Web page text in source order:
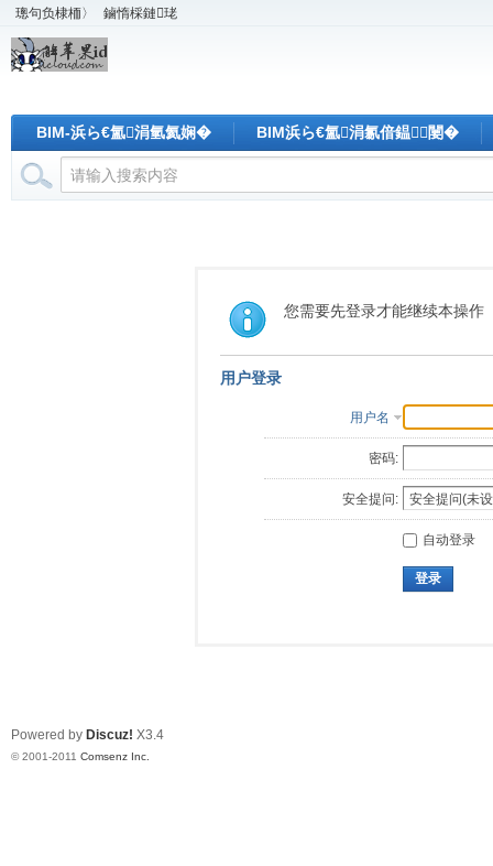
璁句负棣栭〉 鏀惰棌鏈珯
BIM-浜ら€氳涓氫氦娴� BIM浜ら€氳涓氱偣鎾闄�
您需要先登录才能继续本操作
用户登录
用户名
密码:
安全提问:
自动登录
登录
Powered by Discuz! X3.4
© 2001-2011 Comsenz Inc.